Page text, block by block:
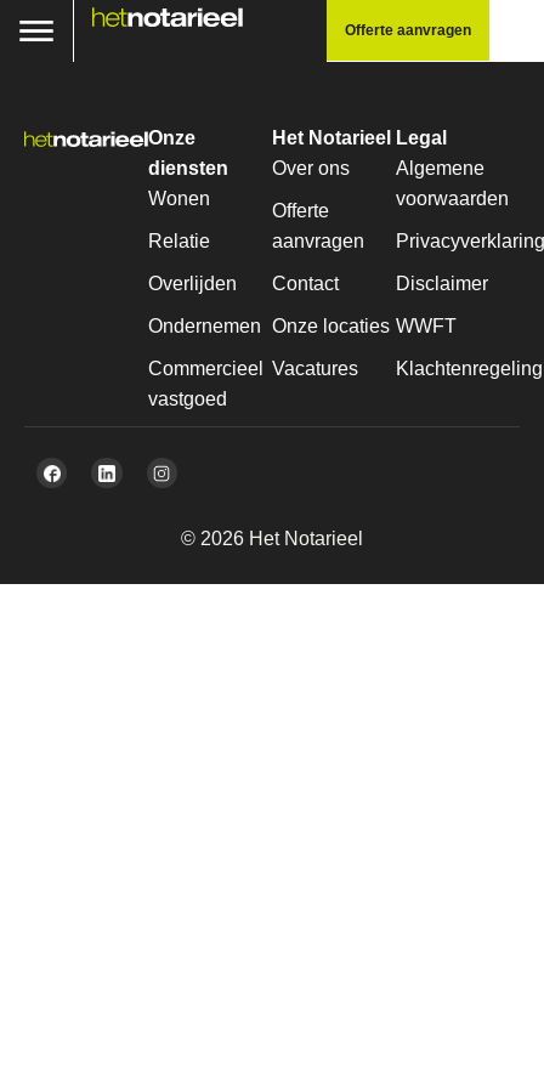
Offerte aanvragen
Onze
diensten
Wonen
Relatie
Overlijden
Ondernemen
Commercieel
vastgoed
Het Notarieel
Over ons
Offerte
aanvragen
Contact
Onze locaties
Vacatures
Legal
Algemene
voorwaarden
Privacyverklaring
Disclaimer
WWFT
Klachtenregeling
© 2026 Het Notarieel